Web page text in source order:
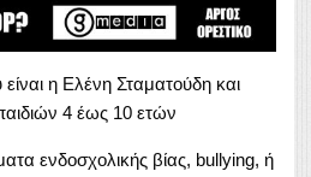
η Ελένη Σταματούδη και
4 έως 10 ετών
ενδοσχολικής βίας, bullying, ή